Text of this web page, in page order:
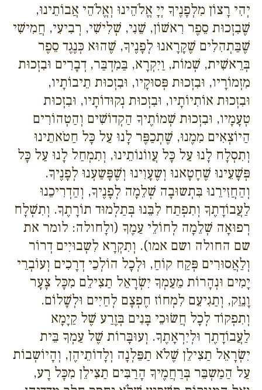
יְהִי רָצוֹן מִלְפָנֶיךָ יְיָ אֱלֹהֵינוּ וְאֱלֹהֵי אֲבוֹתֵינוּ,
שֶׁבִזְכוּת סֵפֶר רִאשׁוֹן, שֵׁנִי, שְׁלִישִׁי, רְבִיעִי, חֲמִישִׁי
שֶׁבַּתְהִלִים שֶׁקָרָאנוּ לְפָנֶיךָ, שֶׁהוּא כְּנֶגֶד סֵפֶר
בְּרֵאשִׁית, שְׁמוֹת, וַיִקְרָא, בַּמִדְבַּר, דְבָרִים וּבִזְכוּת
מִזְמוֹרָיו, וּבִזְכוּת פְּסוּקָיו, וּבִזְכוּת תֵיבוֹתָיו,
וּבִזְכוּת אוֹתִיוֹתָיו, וּבִזְכוּת נְקוּדוֹתָיו, וּבִזְכוּת
טְעָמָיו, וּבִזְכוּת שְׁמוֹתֶיךָ הַקְדוֹשִׁים וְהַטְהוֹרִים
הַיוֹצְאִים מִמֶנוּ, שֶׁתְכַפֶּר לָנוּ עַל כָּל חַטֹאתֵינוּ
וְתִסְלָח לָנוּ עַל כָּל עֲווֹנוֹתֵינוּ, וְתִמְחַל לָנוּ עַל כָּל
פְּשָׁעֵינוּ שֶׁחָטָאנוּ וְשֶעָוִינוּ וְשֶׁפָּשַעְנוּ לְפָנֶיךָ.
וְהַחֲזִירֵנוּ בִּתְשוּבָה שְׁלֵמָה לְפָנֶיךָ, וְהַדְרִיכֵנוּ
לַעֲבוֹדָתֶךָ וְתִפְתַח לִבֵּנוּ בְּתַלְמוּד תוֹרָתֶךָ. וְתִשְׁלָח
רְפוּאָה שְׁלֵמָה לְחוֹלֵי עַמֶךָ (ולָחולה: לומר את
שם החולה ושם אמו). וְתִקְרָא לִשְבוּיִים דְרוֹר
וְלַאֲסוּרִים פְּקַח קוֹחַ, וּלְכָל הוֹלְכֵי דְרָכִים וְעוֹבְרֵי
יָמִים וּנְהָרוֹת מֵעַמְךָ יִשְׂרָאֵל תַצִילֵם מִכָּל צָעָר
וָנֵזֵק, וְתַגִיעֵם לִמְחוֹז חֶפְצָם לְחַיִים וּלְשָׁלוֹם.
וְתִפְקוֹד לְכָל חֲשׂוּכֵי בָּנִים בְּזֶרַע שֶׁל קַיָמָא
לַעֲבוֹדָתֶך וּלְיִרְאָתֶךָ. וְעוּבָּרוֹת שֶׁל עַמְךָ בֵּית
יִשְׂרָאֵל תַצִילֵן שֶׁלֹא תַפֵּלְנָה וְלָדוֹתֵיהֶן, וְהָיוֹשְבוֹת
עַל הַמַשְבֵּר בְּרַחֲמֶיךָ הָרַבִּים תַצִילֵן מִכָּל רָע,